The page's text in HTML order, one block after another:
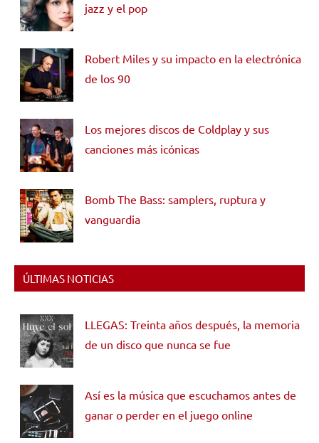
jazz y el pop
Robert Miles y su impacto en la electrónica
de los 90
Los mejores discos de Coldplay y sus
canciones más icónicas
Bomb The Bass: samplers, ruptura y
vanguardia
ÚLTIMAS NOTICIAS
LLEGAS: Treinta años después, la memoria
de un disco que nunca se fue
Así es la música que escuchamos antes de
ganar o perder en el juego online